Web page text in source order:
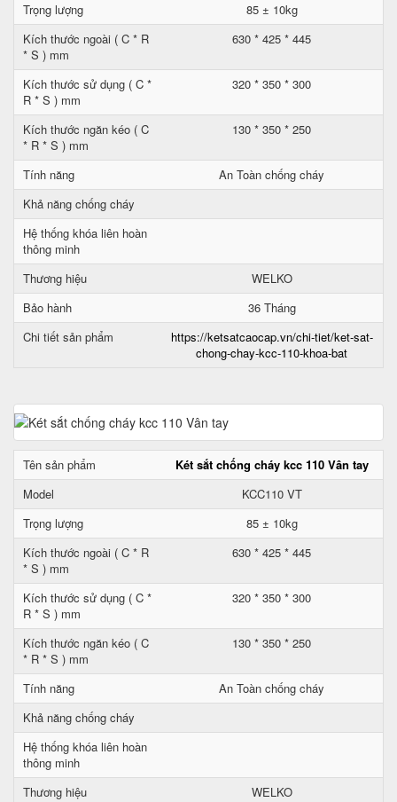
Trọng lượng
85 ± 10kg
Kích thước ngoài ( C * R
* S ) mm
630 * 425 * 445
Kích thước sử dụng ( C *
R * S ) mm
320 * 350 * 300
Kích thước ngăn kéo ( C
* R * S ) mm
130 * 350 * 250
Tính năng
An Toàn chống cháy
Khả năng chống cháy
Hệ thống khóa liên hoàn
thông minh
Thương hiệu
WELKO
Bảo hành
36 Tháng
Chi tiết sản phẩm
https://ketsatcaocap.vn/chi-tiet/ket-sat-
chong-chay-kcc-110-khoa-bat
Tên sản phẩm
Két sắt chống cháy kcc 110 Vân tay
Model
KCC110 VT
Trọng lượng
85 ± 10kg
Kích thước ngoài ( C * R
* S ) mm
630 * 425 * 445
Kích thước sử dụng ( C *
R * S ) mm
320 * 350 * 300
Kích thước ngăn kéo ( C
* R * S ) mm
130 * 350 * 250
Tính năng
An Toàn chống cháy
Khả năng chống cháy
Hệ thống khóa liên hoàn
thông minh
Thương hiệu
WELKO